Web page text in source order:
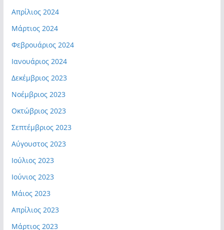
Απρίλιος 2024
Μάρτιος 2024
Φεβρουάριος 2024
Ιανουάριος 2024
Δεκέμβριος 2023
Νοέμβριος 2023
Οκτώβριος 2023
Σεπτέμβριος 2023
Αύγουστος 2023
Ιούλιος 2023
Ιούνιος 2023
Μάιος 2023
Απρίλιος 2023
Μάρτιος 2023